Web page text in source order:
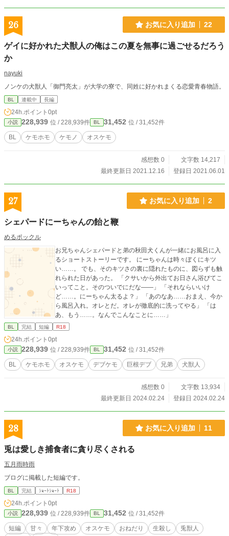
26 お気に入り追加 22
ゲイに好かれた犬獣人の俺はこの夏を無事に過ごせるだろう
か
nayuki
ノンケの犬獣人「御門亮太」が大学の寮で、同姓に好かれまくる恋愛青春物語。
BL 連載中 長編
24h.ポイント 0pt
小説 228,939 位 / 228,939件 BL 31,452 位 / 31,452件
BL ケモホモ ケモノ オスケモ
感想数 0
文字数 14,217
最終更新日 2021.12.16
登録日 2021.06.01
27 お気に入り追加 2
シェパードにーちゃんの飴と鞭
めるポックル
お兄ちゃんシェパードと弟の秋田犬くんが一緒にお風呂に入
るショートストーリーです。 にーちゃんは時々ぼくにキツ
い……。 でも、そのキツさの裏に隠れたものに、図らずも触
れられた日があった。 「クサいから外出てお日さん浴びてこ
いってこと。そのついでにだな――」 「それならいいけ
ど……。にーちゃん太るよ？」 「あのなあ……おまえ、今か
ら風呂入れ。オレとだ。オレが徹底的に洗ってやる」 「は
あ、もう……。なんでこんなことに……」
BL 完結 短編 R18
24h.ポイント 0pt
小説 228,939 位 / 228,939件 BL 31,452 位 / 31,452件
BL ケモホモ オスケモ デブケモ 巨根デブ 兄弟 犬獣人
感想数 0
文字数 13,934
最終更新日 2024.02.24
登録日 2024.02.24
28 お気に入り追加 11
兎は愛しき捕食者に貪り尽くされる
五月雨時雨
ブログに掲載した短編です。
BL 完結 ｼｮｰﾄｼｮｰﾄ R18
24h.ポイント 0pt
小説 228,939 位 / 228,939件 BL 31,452 位 / 31,452件
短編 甘々 年下攻め オスケモ おねだり 生殺し
兎獣人